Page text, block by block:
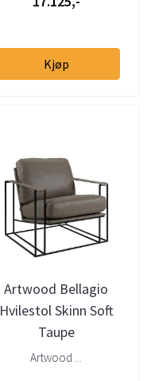
Kjøp
Artwood Bellagio
Hvilestol Skinn Soft
Taupe
Artwood ...